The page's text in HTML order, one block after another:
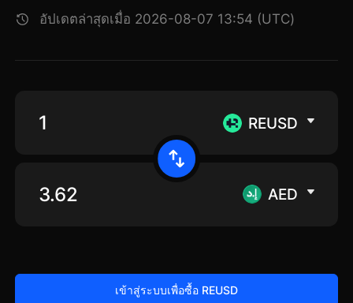
อัปเดตล่าสุดเมื่อ 2026-08-07 13:54 (UTC)
REUSD
AED
เข้าสู่ระบบเพื่อซื้อ REUSD